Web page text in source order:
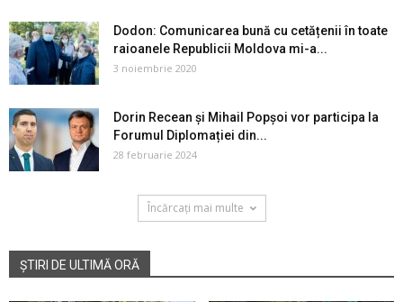
Dodon: Comunicarea bună cu cetățenii în toate
raioanele Republicii Moldova mi-a...
3 noiembrie 2020
Dorin Recean și Mihail Popșoi vor participa la
Forumul Diplomației din...
28 februarie 2024
Încărcați mai multe
ȘTIRI DE ULTIMĂ ORĂ